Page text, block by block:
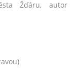
Žďáru, autor